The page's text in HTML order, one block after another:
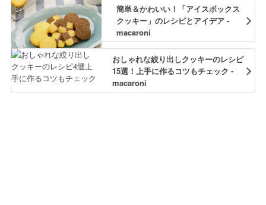
簡単＆かわいい！「アイスボックス
クッキー」のレシピとアイデア -
macaroni
おしゃれな絞り出しクッキーのレシピ
15選！上手に作るコツもチェック -
macaroni